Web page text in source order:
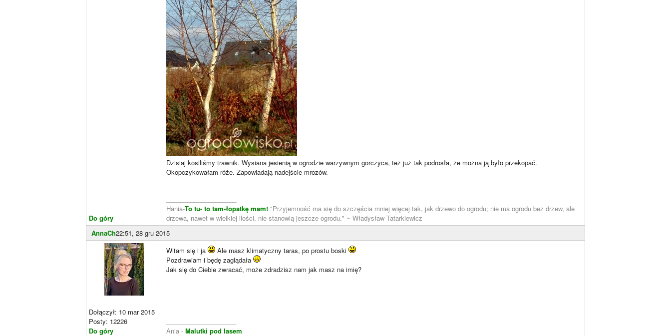
Do góry
Dzisiaj kosiliśmy trawnik. Wysiana jesienią w ogrodzie warzywnym gorczyca, też już tak podrosła, że można ją było przekopać.
Okopczykowałam róże. Zapowiadają nadejście mrozów.
Hania-To tu- to tam-łopatkę mam! "Przyjemność ma się do szczęścia mniej więcej tak, jak drzewo do ogrodu; nie ma ogrodu bez drzew, ale
drzewa, nawet w wielkiej ilości, nie stanowią jeszcze ogrodu." ~ Władysław Tatarkiewicz
AnnaCh22:51, 28 gru 2015
Dołączył: 10 mar 2015
Posty: 12226
Do góry
Witam się i ja
Ale masz klimatyczny taras, po prostu boski
Pozdrawiam i będę zaglądała
Jak się do Ciebie zwracać, może zdradzisz nam jak masz na imię?
Ania - Malutki pod lasem